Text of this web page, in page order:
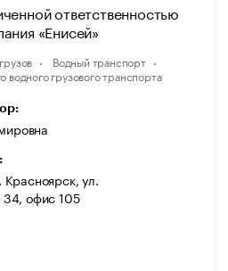
ответственностью
«Енисей»
Водный транспорт
водного грузового транспорта
Красноярск, ул.
34, офис 105